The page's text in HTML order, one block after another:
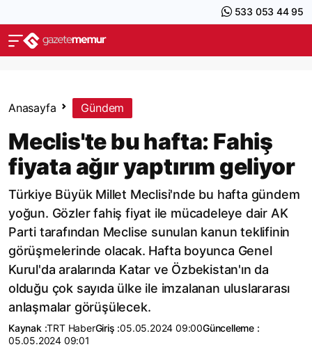
533 053 44 95
Anasayfa Gündem
Meclis'te bu hafta: Fahiş
fiyata ağır yaptırım geliyor
Türkiye Büyük Millet Meclisi'nde bu hafta gündem
yoğun. Gözler fahiş fiyat ile mücadeleye dair AK
Parti tarafından Meclise sunulan kanun teklifinin
görüşmelerinde olacak. Hafta boyunca Genel
Kurul'da aralarında Katar ve Özbekistan'ın da
olduğu çok sayıda ülke ile imzalanan uluslararası
anlaşmalar görüşülecek.
Kaynak :TRT HaberGiriş :05.05.2024 09:00Güncelleme :
05.05.2024 09:01